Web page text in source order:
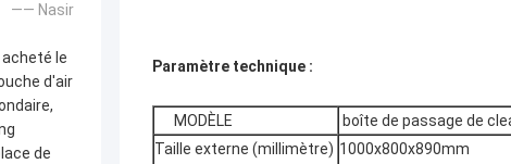
—— Nasir
le
d'air
de
Paramètre technique :
MODÈLE boîte de passage de
Taille externe (millimètre) 1000x800x890mm